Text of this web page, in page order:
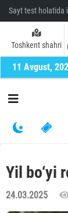
Sayt test holatida
Toshkent shahri
11 Avgust,
Yil bo‘yi
24.03.2025